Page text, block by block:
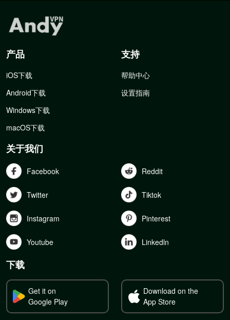
产品
iOS下载
Android下载
Windows下载
macOS下载
支持
帮助中心
设置指南
关于我们
Facebook Reddit
Twitter Tiktok
Instagram Pinterest
Youtube Linkedln
下载
Get it on
Google Play
Download on the
App Store